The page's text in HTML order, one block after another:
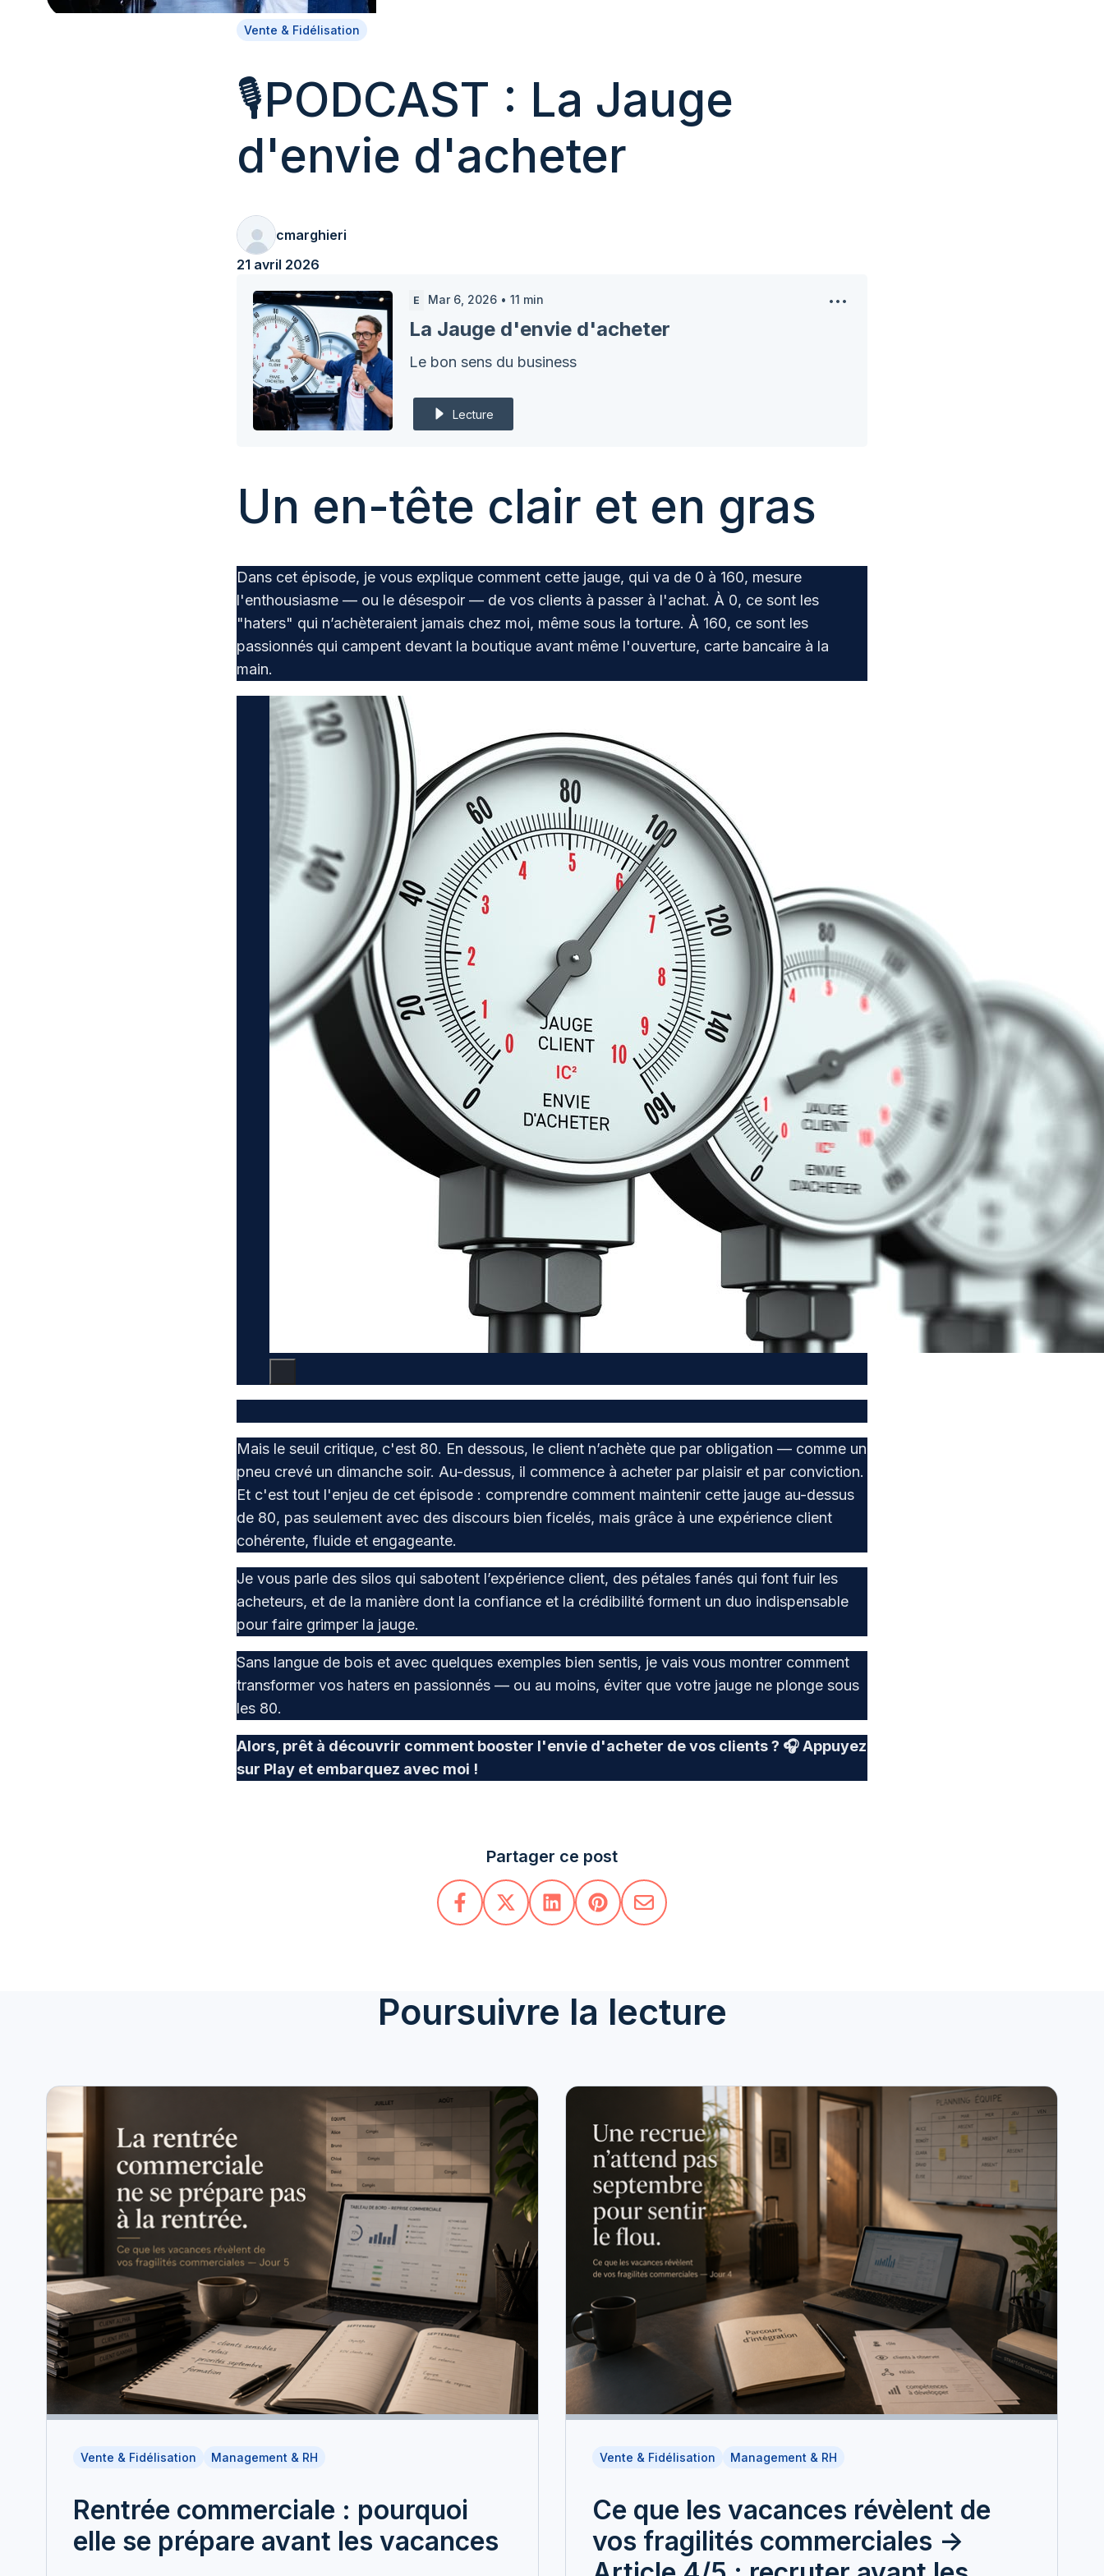
Vente & Fidélisation
🎙️PODCAST : La Jauge
d'envie d'acheter
cmarghieri
21 avril 2026
E Mar 6, 2026 • 11 min
La Jauge d'envie d'acheter
Le bon sens du business
Lecture
Un en-tête clair et en gras
Dans cet épisode, je vous explique comment cette jauge, qui va de 0 à 160, mesure
l'enthousiasme — ou le désespoir — de vos clients à passer à l'achat. À 0, ce sont les
"haters" qui n’achèteraient jamais chez moi, même sous la torture. À 160, ce sont les
passionnés qui campent devant la boutique avant même l'ouverture, carte bancaire à la
main.
Mais le seuil critique, c'est 80. En dessous, le client n’achète que par obligation — comme un
pneu crevé un dimanche soir. Au-dessus, il commence à acheter par plaisir et par conviction.
Et c'est tout l'enjeu de cet épisode : comprendre comment maintenir cette jauge au-dessus
de 80, pas seulement avec des discours bien ficelés, mais grâce à une expérience client
cohérente, fluide et engageante.
Je vous parle des silos qui sabotent l’expérience client, des pétales fanés qui font fuir les
acheteurs, et de la manière dont la confiance et la crédibilité forment un duo indispensable
pour faire grimper la jauge.
Sans langue de bois et avec quelques exemples bien sentis, je vais vous montrer comment
transformer vos haters en passionnés — ou au moins, éviter que votre jauge ne plonge sous
les 80.
Alors, prêt à découvrir comment booster l'envie d'acheter de vos clients ? 🎧 Appuyez
sur Play et embarquez avec moi !
Partager ce post
Poursuivre la lecture
Vente & Fidélisation Management & RH
Rentrée commerciale : pourquoi
elle se prépare avant les vacances
Vente & Fidélisation Management & RH
Ce que les vacances révèlent de
vos fragilités commerciales ->